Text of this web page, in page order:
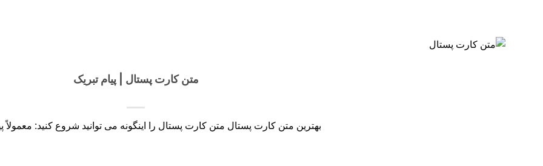
متن کارت پستال‌ | پیام تبریک
بهترین متن کارت پستال‌ متن کارت پستال‌ را اینگونه می توانید شروع کنید: معمولاً